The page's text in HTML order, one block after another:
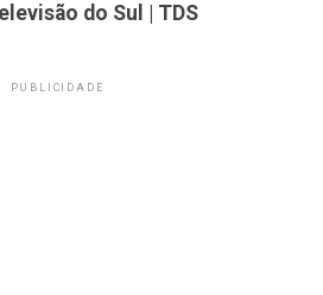
do Sul | TDS
PUBLICIDADE